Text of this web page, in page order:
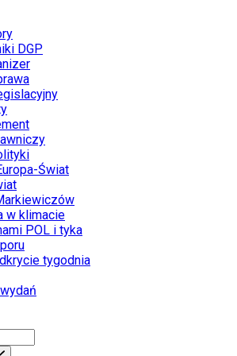
DGP
Świat
w klimacie
POL i tyka
tygodnia